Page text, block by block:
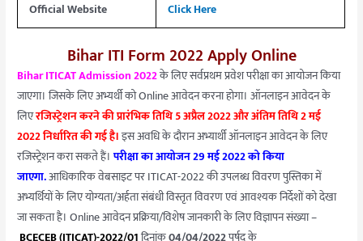
Official Website
Click Here
Bihar ITI Form 2022 Apply Online
Bihar ITICAT Admission 2022के लिए सर्वप्रथम प्रवेश परीक्षा का आयोजन किया
जाएगा। जिसके लिए अभ्यर्थी को Online आवेदन करना होगा। ऑनलाइन आवेदन के
लिएरजिस्ट्रेशन करने की प्रारंभिक तिथि 5 अप्रैल 2022 और अंतिम तिथि 2 मई
2022 निर्धारित की गई है।इस अवधि के दौरान अभ्यार्थी ऑनलाइन आवेदन के लिए
रजिस्ट्रेशन करा सकते हैं।परीक्षा का आयोजन 29 मई 2022 को किया
जाएगा.आधिकारिक वेबसाइट पर ITICAT-2022 की उपलब्ध विवरण पुस्तिका में
अभ्यर्थियों के लिए योग्यता/अर्हता संबंधी विस्तृत विवरण एवं आवश्यक निर्देशों को देखा
जा सकता है। Online आवेदन प्रक्रिया/विशेष जानकारी के लिए विज्ञापन संख्या –